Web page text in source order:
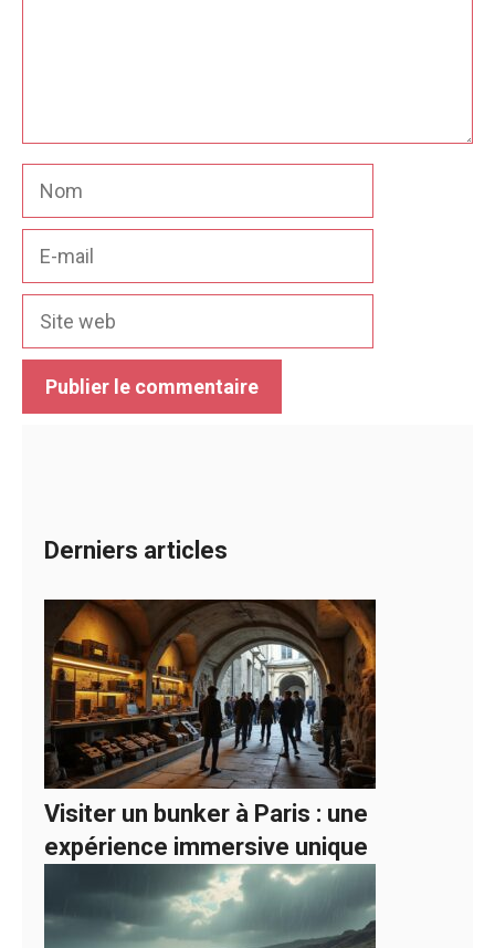
Derniers articles
Visiter un bunker à Paris : une
expérience immersive unique